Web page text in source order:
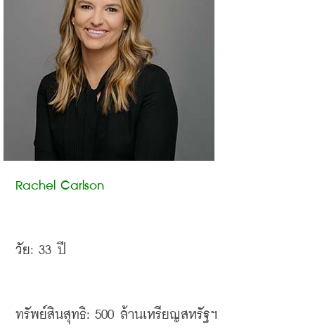
Rachel Carlson
วัย: 33 ปี
ทรัพย์สินสุทธิ: 500 ล้านเหรียญสหรัฐฯ